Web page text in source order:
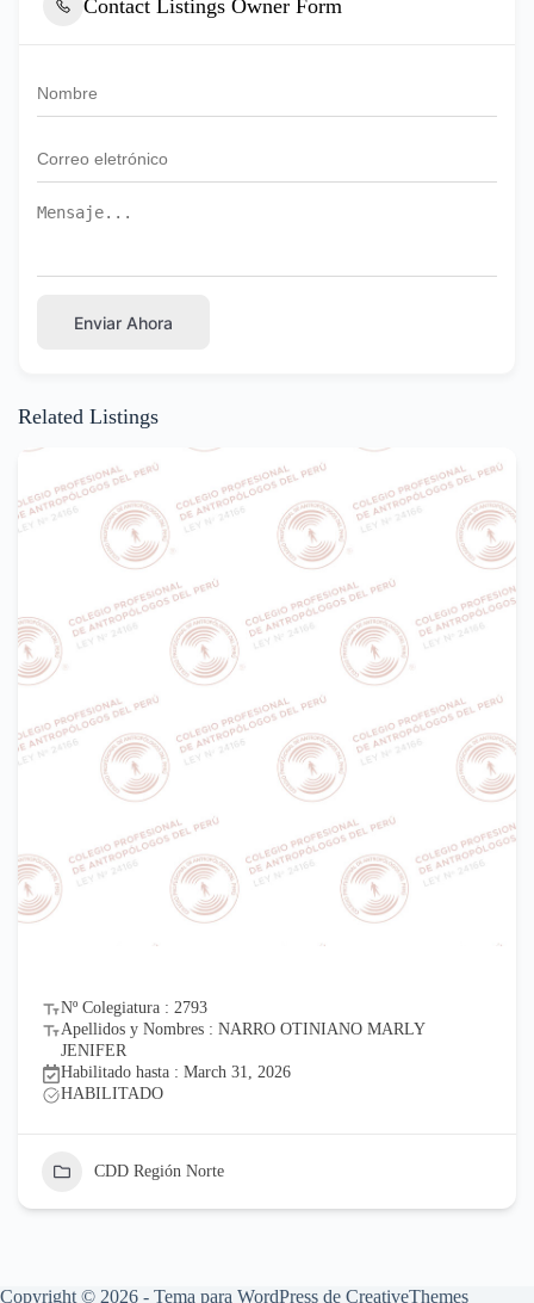
Contact Listings Owner Form
Enviar Ahora
Related Listings
Nº Colegiatura : 2793
Apellidos y Nombres : NARRO OTINIANO MARLY
JENIFER
Habilitado hasta : March 31, 2026
HABILITADO
CDD Región Norte
Copyright © 2026 - Tema para WordPress de CreativeThemes